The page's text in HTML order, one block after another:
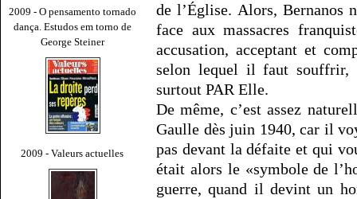
2009 - O pensamento tornado
dança. Estudos em torno de
George Steiner
2009 - Valeurs actuelles
de l’Église. Alors, Bernanos
face aux massacres
accusation, acceptant et
selon lequel il faut souffrir,
surtout PAR Elle.
De même, c’est assez
Gaulle dès juin 1940, car il
pas devant la défaite et qui
était alors le «symbole de
guerre, quand il devint un